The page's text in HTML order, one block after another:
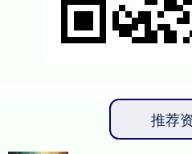
推荐